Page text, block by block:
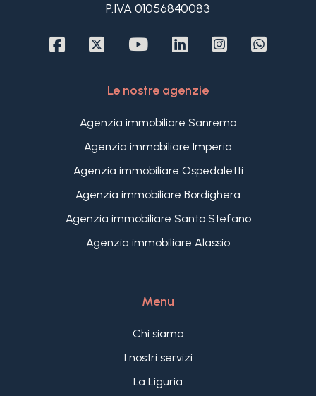
per vivere all'aperto nelle miti giornate tipiche di
Completano questo grazioso appartamento
esclusiva, ideale per chi cerca un appartamento
con ampi spazi esterni in una posizione strategica
e senza spese condominiali.
P.IVA 01056840083
Le nostre agenzie
Agenzia immobiliare Sanremo
Agenzia immobiliare Imperia
Agenzia immobiliare Ospedaletti
Agenzia immobiliare Bordighera
Agenzia immobiliare Santo Stefano
Agenzia immobiliare Alassio
Menu
Chi siamo
I nostri servizi
La Liguria